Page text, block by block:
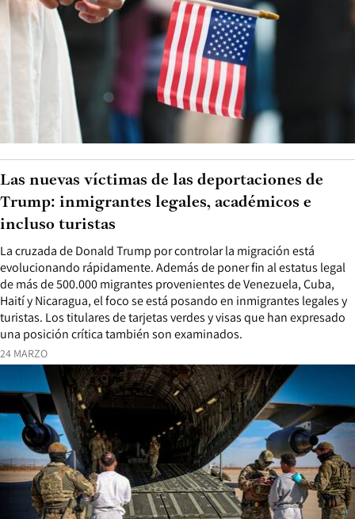
24 MARZO
La cruzada de Donald Trump por controlar la migración está
evolucionando rápidamente. Además de poner fin al estatus legal
de más de 500.000 migrantes provenientes de Venezuela, Cuba,
Haití y Nicaragua, el foco se está posando en inmigrantes legales y
turistas. Los titulares de tarjetas verdes y visas que han expresado
una posición crítica también son examinados.
Las nuevas víctimas de las deportaciones de
Trump: inmigrantes legales, académicos e
incluso turistas